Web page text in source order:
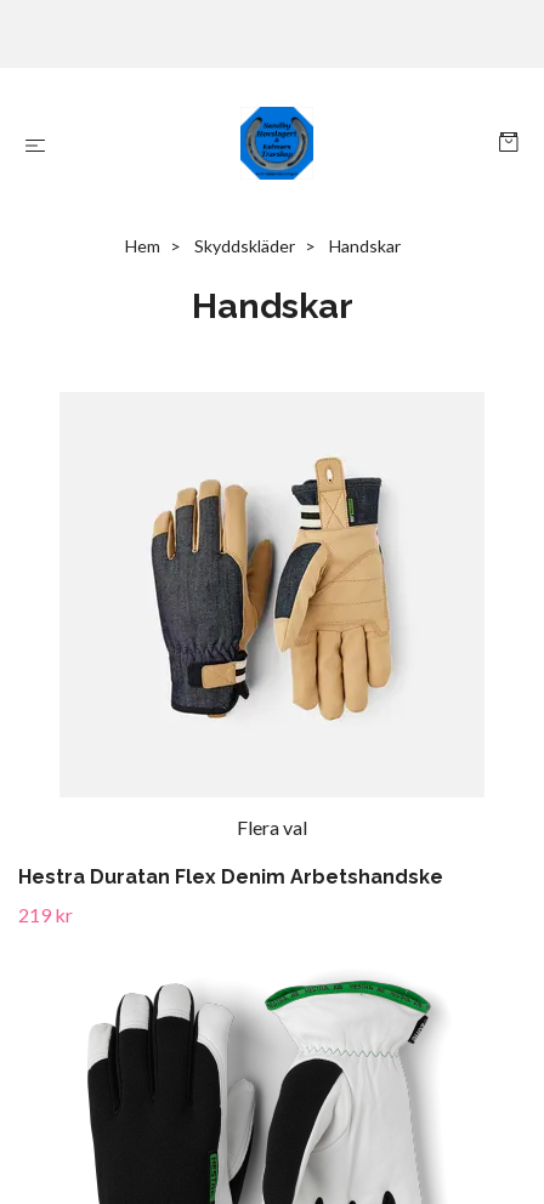
Hem Skyddskläder Handskar
Handskar
Flera val
Hestra Duratan Flex Denim Arbetshandske
219 kr